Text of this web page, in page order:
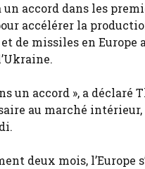
un accord dans les
accélérer la
de missiles en Europe
un accord », a déclaré
au marché
deux mois, l’Europe